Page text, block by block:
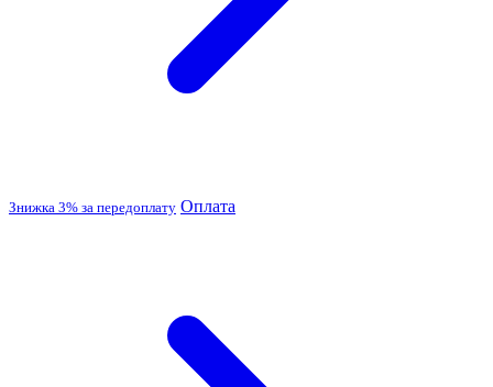
Знижка 3% за передоплату Оплата